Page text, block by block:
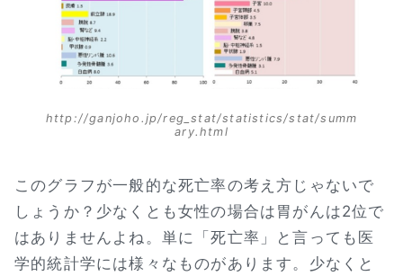
http://ganjoho.jp/reg_stat/statistics/stat/summ
ary.html
このグラフが一般的な死亡率の考え方じゃないで
しょうか？少なくとも女性の場合は胃がんは2位で
はありませんよね。単に「死亡率」と言っても医
学的統計学には様々なものがあります。少なくと